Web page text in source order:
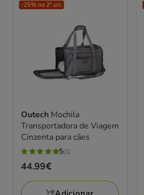
-25% na 2ª un.
Outech Mochila
Transportadora de Viagem
Cinzenta para cães
5
estrelas
com
5(1)
Preço
44.99€
44.99€